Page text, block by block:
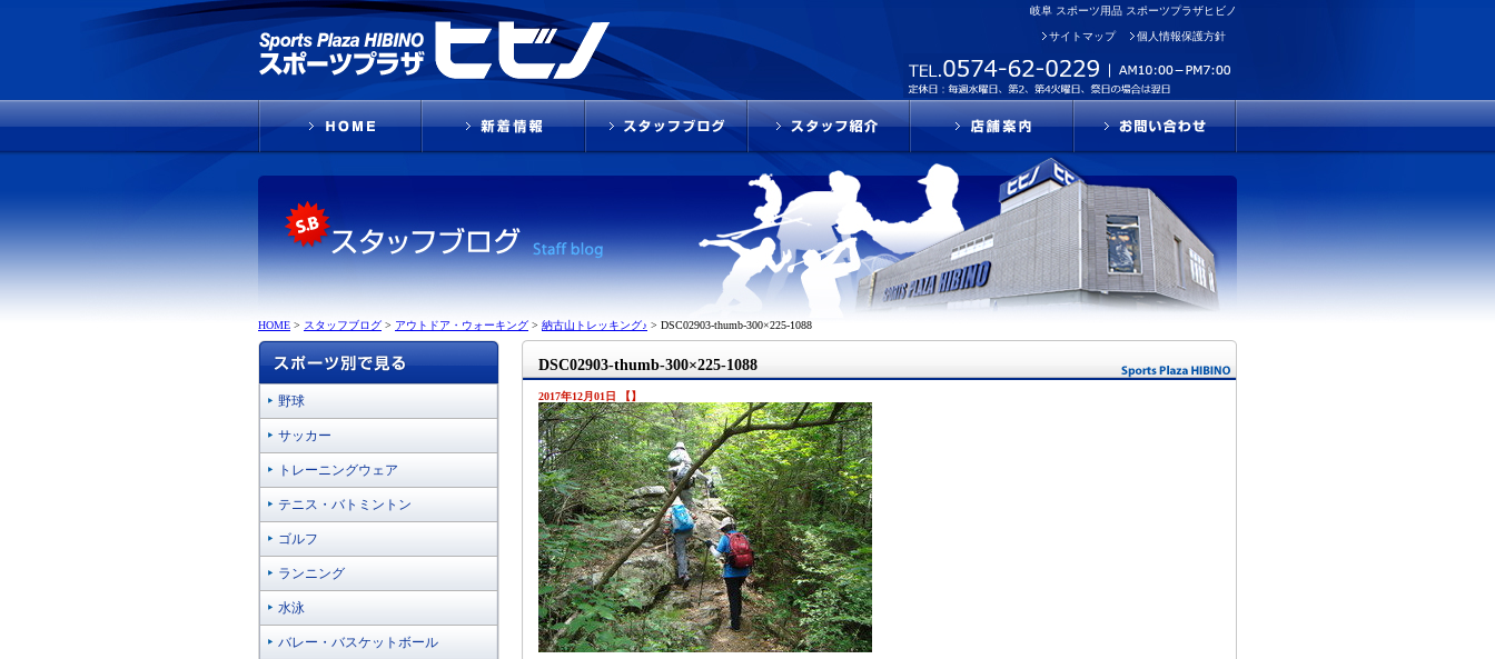
岐阜 スポーツ用品 スポーツプラザヒビノ
サイトマップ 個人情報保護方針
HOME > スタッフブログ > アウトドア・ウォーキング > 納古山トレッキング♪ > DSC02903-thumb-300×225-1088
DSC02903-thumb-300×225-1088
2017年12月01日 【】
野球
サッカー
トレーニングウェア
テニス・バトミントン
ゴルフ
ランニング
水泳
バレー・バスケットボール